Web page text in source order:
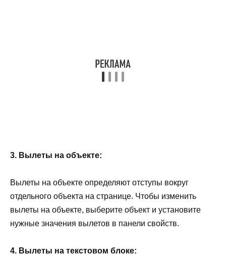
3. Вылеты на объекте:
Вылеты на объекте определяют отступы вокруг
отдельного объекта на странице. Чтобы изменить
вылеты на объекте, выберите объект и установите
нужные значения вылетов в панели свойств.
4. Вылеты на текстовом блоке: